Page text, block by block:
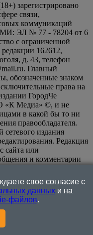
зарегистрировано
связи,
коммуникаций
ЭЛ № 77 - 78204 от 6
с ограниченной
162612,
д. 43, телефон
Главный
обозначенные знаком
права на
ГородЧе
«К Медиа» ©, и не
в какой бы то ни
правообладателя.
издания
Редакция
сайта или
и комментарии
рекомендательные
предоставления
и анализа
пользователей сети
Российской
свое согласие с
данныхи на
файлов.